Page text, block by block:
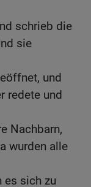
schrieb die
sie
und
redete und
Nachbarn,
wurden alle
es sich zu